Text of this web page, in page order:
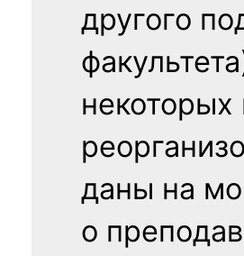
другого
даны на
о